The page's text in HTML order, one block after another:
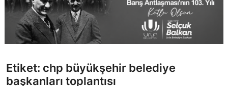
TBMM
Cumhurbaşkanlığı
Etiket: chp büyükşehir belediye
başkanları toplantısı